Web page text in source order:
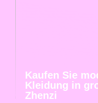
Kaufen Sie
Kleidung in
Zhenzi